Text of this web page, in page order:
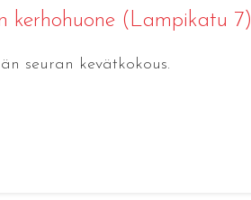
kerhohuone (Lampikatu 7)
seuran kevätkokous.